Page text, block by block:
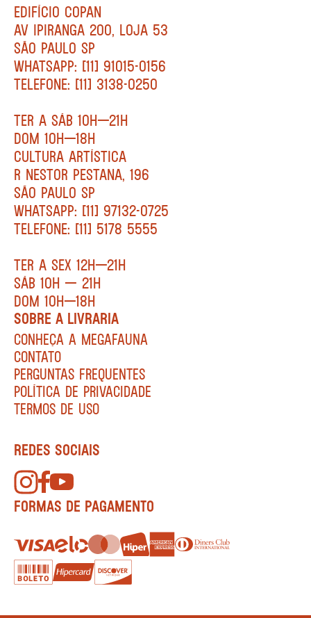
EDIFÍCIO COPAN
AV IPIRANGA 200, LOJA 53
SÃO PAULO SP
WHATSAPP: [11] 91015-0156
TELEFONE: [11] 3138-0250
TER A SÁB 10H—21H
DOM 10H—18H
CULTURA ARTÍSTICA
R NESTOR PESTANA, 196
SÃO PAULO SP
WHATSAPP: [11] 97132-0725
TELEFONE: [11] 5178 5555
TER A SEX 12H—21H
SÁB 10H — 21H
DOM 10H—18H
SOBRE A LIVRARIA
CONHEÇA A MEGAFAUNA
CONTATO
PERGUNTAS FREQUENTES
POLÍTICA DE PRIVACIDADE
TERMOS DE USO
REDES SOCIAIS
FORMAS DE PAGAMENTO